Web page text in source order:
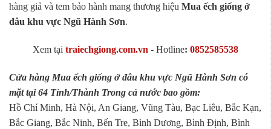
hàng giả và tem bảo hành mang thương hiệu Mua ếch giống ở
đâu khu vực Ngũ Hành Sơn.
Xem tại traiechgiong.com.vn - Hotline: 0852585538
Cửa hàng Mua ếch giống ở đâu khu vực Ngũ Hành Sơn có
mặt tại 64 Tỉnh/Thành Trong cả nước bao gồm:
Hồ Chí Minh, Hà Nội, An Giang, Vũng Tàu, Bạc Liêu, Bắc Kạn,
Bắc Giang, Bắc Ninh, Bến Tre, Bình Dương, Bình Định, Bình